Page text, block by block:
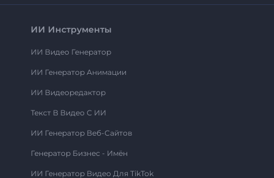
ИИ Инструменты
ИИ Видео Генератор
ИИ Генератор Анимации
ИИ Видеоредактор
Текст В Видео С ИИ
ИИ Генератор Веб-Сайтов
Генератор Бизнес - Имён
ИИ Генератор Видео Для TikTok